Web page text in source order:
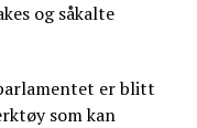
og såkalte
er blitt
som kan